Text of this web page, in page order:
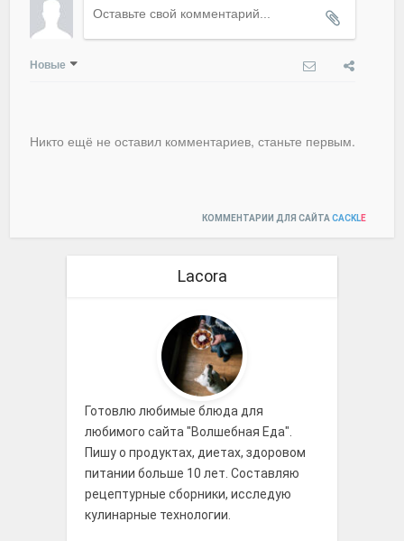
Новые
Никто ещё не оставил комментариев, станьте первым.
КОММЕНТАРИИ ДЛЯ САЙТАCACKLE
Lacora
Готовлю любимые блюда для
любимого сайта "Волшебная Еда".
Пишу о продуктах, диетах, здоровом
питании больше 10 лет. Составляю
рецептурные сборники, исследую
кулинарные технологии.